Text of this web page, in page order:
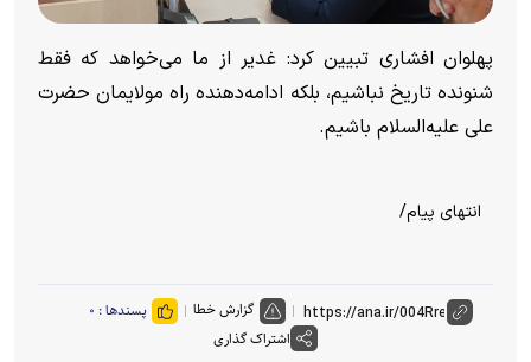
پهلوان‌ افشاری تبیین کرد: غدیر از ما می‌خواهد که فقط
شنونده تاریخ نباشیم، بلکه ادامه‌دهنده راه مولایمان حضرت
علی علیه‌السلام باشیم.
انتهای پیام/
گزارش خطا پسندها : ۰
اشتراک گذاری